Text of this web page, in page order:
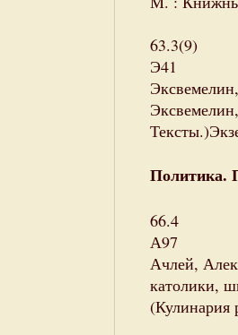
63.3(9)
Э41
Политика.
66.4
А97
Ачлей,
католики,
(Кулинария